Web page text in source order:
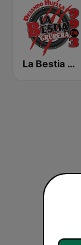
La Bestia Grupera 99.3 FM